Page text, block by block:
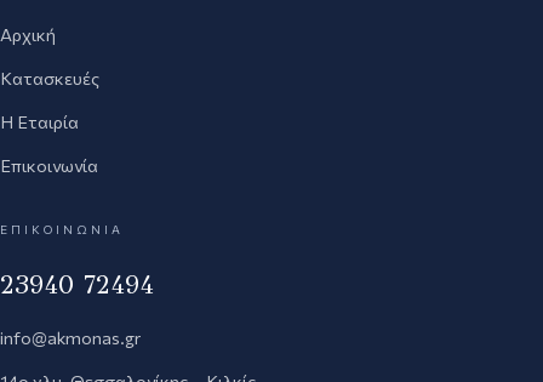
Αρχική
Κατασκευές
Η Εταιρία
Επικοινωνία
ΕΠΙΚΟΙΝΩΝΊΑ
23940 72494
info@akmonas.gr